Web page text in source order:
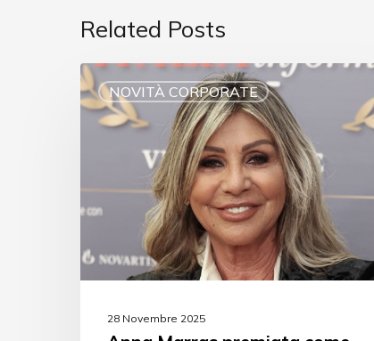
Related Posts
NOVITÀ CORPORATE
28 Novembre 2025